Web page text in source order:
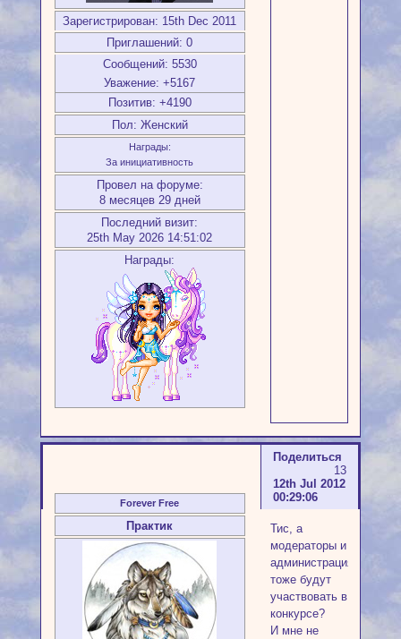
Зарегистрирован: 15th Dec 2011
Приглашений: 0
Сообщений: 5530
Уважение: +5167
Позитив: +4190
Пол: Женский
Награды:
За инициативность
Провел на форуме:
8 месяцев 29 дней
Последний визит:
25th May 2026 14:51:02
Награды:
Поделиться
13
12th Jul 2012
00:29:06
Forever Free
Практик
Тис, а
модераторы и
администрация
тоже будут
участвовать в
конкурсе?
И мне не